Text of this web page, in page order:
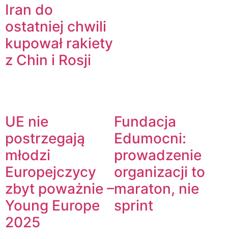
Iran do
ostatniej chwili
kupował rakiety
z Chin i Rosji
UE nie
postrzegają
młodzi
Europejczycy
zbyt poważnie –
Young Europe
2025
Fundacja
Edumocni:
prowadzenie
organizacji to
maraton, nie
sprint